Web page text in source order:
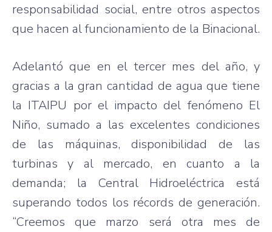
responsabilidad social, entre otros aspectos
que hacen al funcionamiento de la Binacional.
Adelantó que en el tercer mes del año, y
gracias a la gran cantidad de agua que tiene
la ITAIPU por el impacto del fenómeno El
Niño, sumado a las excelentes condiciones
de las máquinas, disponibilidad de las
turbinas y al mercado, en cuanto a la
demanda; la Central Hidroeléctrica está
superando todos los récords de generación.
“Creemos que marzo será otra mes de